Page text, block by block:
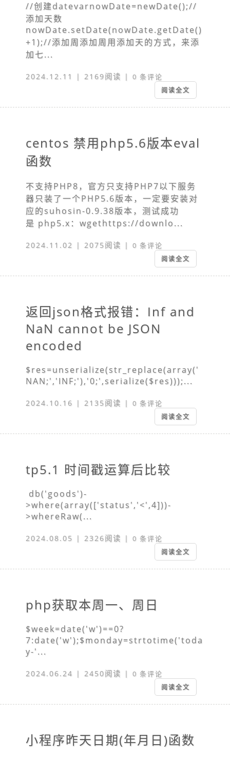
//创建datevarnowDate=newDate();//
添加天数
nowDate.setDate(nowDate.getDate()
+1);//添加周添加周用添加天的方式，来添
加七...
2024.12.11 | 2169阅读 | 0 条评论
阅读全文
centos 禁用php5.6版本eval
函数
不支持PHP8，官方只支持PHP7以下服务
器只装了一个PHP5.6版本，一定要安装对
应的suhosin-0.9.38版本，测试成功
是 php5.x：wgethttps://downlo...
2024.11.02 | 2075阅读 | 0 条评论
阅读全文
返回json格式报错：Inf and
NaN cannot be JSON
encoded
$res=unserialize(str_replace(array('
NAN;','INF;'),'0;',serialize($res)));...
2024.10.16 | 2135阅读 | 0 条评论
阅读全文
tp5.1 时间戳运算后比较
db('goods')-
>where(array(['status','<',4]))-
>whereRaw(...
2024.08.05 | 2326阅读 | 0 条评论
阅读全文
php获取本周一、周日
$week=date('w')==0?
7:date('w');$monday=strtotime('toda
y-'...
2024.06.24 | 2450阅读 | 0 条评论
阅读全文
小程序昨天日期(年月日)函数